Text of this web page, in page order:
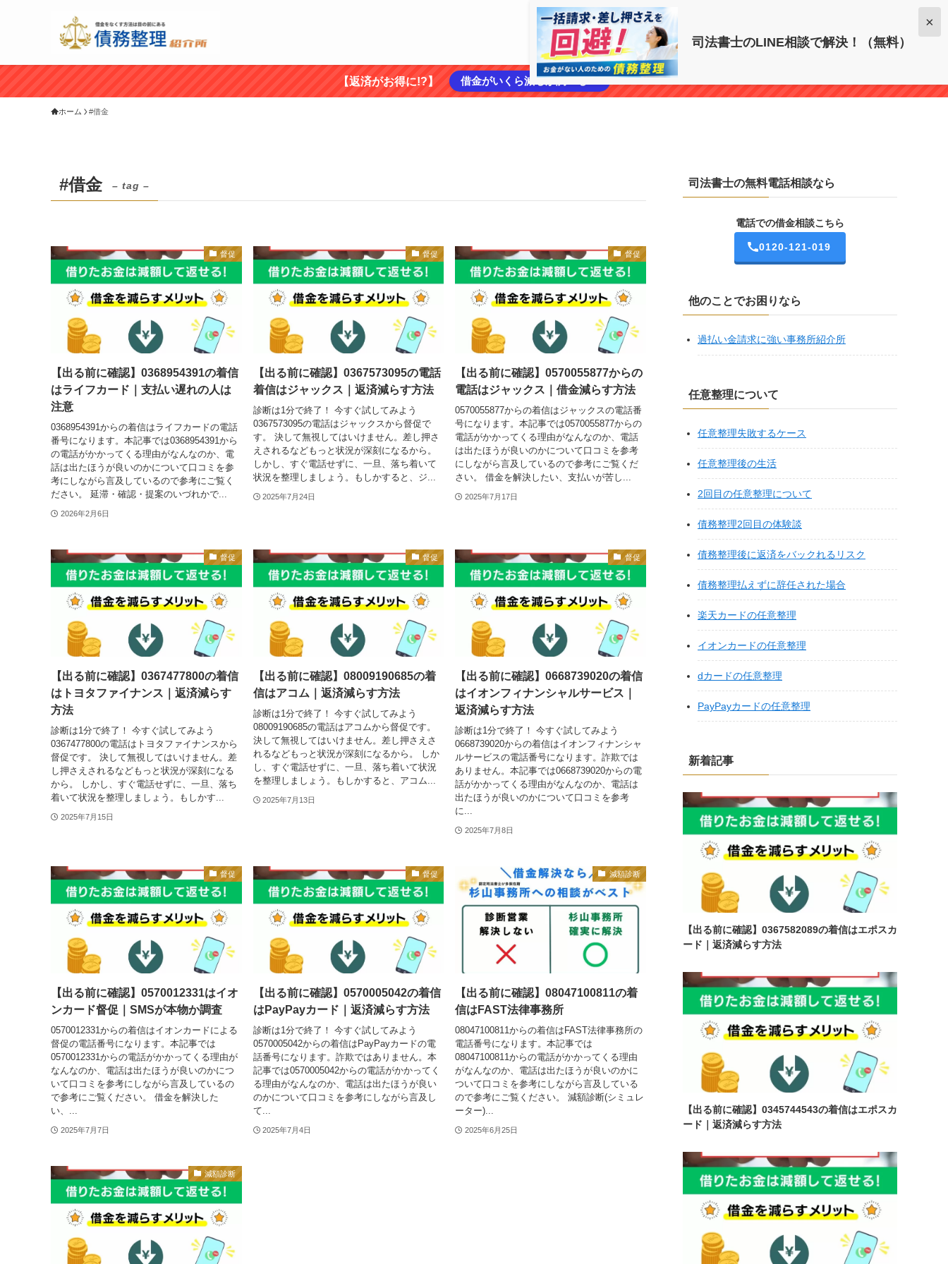
司法書士のLINE相談で解決！（無料）
×
0120-121-019
【返済がお得に!?】 借金がいくら減るか調べる ➡
ホーム #借金
#借金 – tag –
督促
【出る前に確認】0368954391の着信
はライフカード｜支払い遅れの人は
注意
0368954391からの着信はライフカードの電話
番号になります。本記事では0368954391から
の電話がかかってくる理由がなんなのか、電
話は出たほうが良いのかについて口コミを参
考にしながら言及しているので参考にご覧く
ださい。 延滞・確認・提案のいづれかで...
2026年2月6日
督促
【出る前に確認】0367573095の電話
着信はジャックス｜返済減らす方法
診断は1分で終了！ 今すぐ試してみよう
0367573095の電話はジャックスから督促で
す。 決して無視してはいけません。差し押さ
えされるなどもっと状況が深刻になるから。
しかし、すぐ電話せずに、一旦、落ち着いて
状況を整理しましょう。​もしかすると、ジ...
2025年7月24日
督促
【出る前に確認】0570055877からの
電話はジャックス｜借金減らす方法
0570055877からの着信はジャックスの電話番
号になります。本記事では0570055877からの
電話がかかってくる理由がなんなのか、電話
は出たほうが良いのかについて口コミを参考
にしながら言及しているので参考にご覧くだ
さい。 借金を解決したい、支払いが苦し...
2025年7月17日
督促
【出る前に確認】0367477800の着信
はトヨタファイナンス｜返済減らす
方法
診断は1分で終了！ 今すぐ試してみよう
0367477800の電話はトヨタファイナンスから
督促です。 決して無視してはいけません。差
し押さえされるなどもっと状況が深刻になる
から。 しかし、すぐ電話せずに、一旦、落ち
着いて状況を整理しましょう。​もしかす...
2025年7月15日
督促
【出る前に確認】08009190685の着
信はアコム｜返済減らす方法
診断は1分で終了！ 今すぐ試してみよう
08009190685の電話はアコムから督促です。
決して無視してはいけません。差し押さえさ
れるなどもっと状況が深刻になるから。 しか
し、すぐ電話せずに、一旦、落ち着いて状況
を整理しましょう。​もしかすると、アコム...
2025年7月13日
督促
【出る前に確認】0668739020の着信
はイオンフィナンシャルサービス｜
返済減らす方法
診断は1分で終了！ 今すぐ試してみよう
0668739020からの着信はイオンフィナンシャ
ルサービスの電話番号になります。詐欺では
ありません。本記事では0668739020からの電
話がかかってくる理由がなんなのか、電話は
出たほうが良いのかについて口コミを参考
に...
2025年7月8日
督促
【出る前に確認】0570012331はイオ
ンカード督促｜SMSが本物か調査
0570012331からの着信はイオンカードによる
督促の電話番号になります。本記事では
0570012331からの電話がかかってくる理由が
なんなのか、電話は出たほうが良いのかにつ
いて口コミを参考にしながら言及しているの
で参考にご覧ください。 借金を解決した
い、...
2025年7月7日
督促
【出る前に確認】0570005042の着信
はPayPayカード｜返済減らす方法
診断は1分で終了！ 今すぐ試してみよう
0570005042からの着信はPayPayカードの電
話番号になります。詐欺ではありません。本
記事では0570005042からの電話がかかってく
る理由がなんなのか、電話は出たほうが良い
のかについて口コミを参考にしながら言及し
て...
2025年7月4日
減額診断
【出る前に確認】08047100811の着
信はFAST法律事務所
08047100811からの着信はFAST法律事務所の
電話番号になります。本記事では
08047100811からの電話がかかってくる理由
がなんなのか、電話は出たほうが良いのかに
ついて口コミを参考にしながら言及している
ので参考にご覧ください。 減額診断(シミュレ
ーター)...
2025年6月25日
減額診断
司法書士の無料電話相談なら
電話での借金相談こちら
0120-121-019
他のことでお困りなら
過払い金請求に強い事務所紹介所
任意整理について
任意整理失敗するケース
任意整理後の生活
2回目の任意整理について
債務整理2回目の体験談
債務整理後に返済をバックれるリスク
債務整理払えずに辞任された場合
楽天カードの任意整理
イオンカードの任意整理
dカードの任意整理
PayPayカードの任意整理
新着記事
【出る前に確認】0367582089の着信はエポスカ
ード｜返済減らす方法
【出る前に確認】0345744543の着信はエポスカ
ード｜返済減らす方法